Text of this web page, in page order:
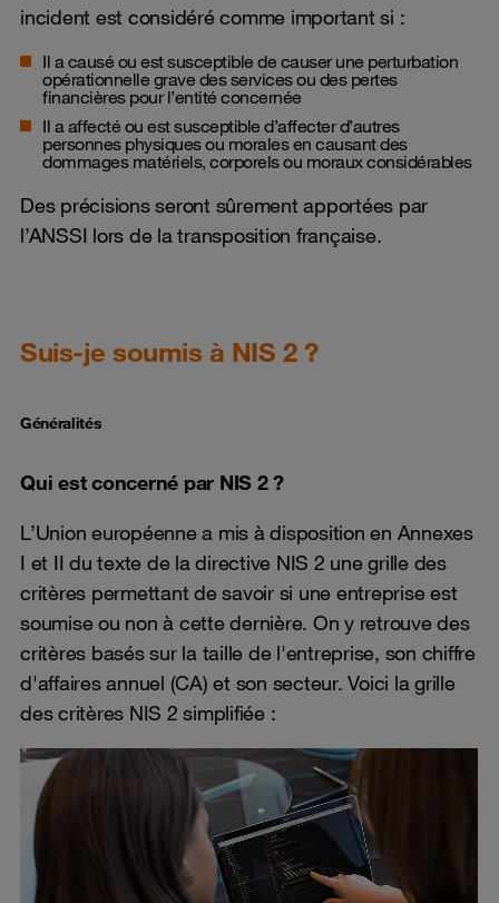
incident est considéré comme important si :
Il a causé ou est susceptible de causer une perturbation
opérationnelle grave des services ou des pertes
financières pour l’entité concernée
Il a affecté ou est susceptible d’affecter d’autres
personnes physiques ou morales en causant des
dommages matériels, corporels ou moraux considérables
Des précisions seront sûrement apportées par
l’ANSSI lors de la transposition française.
Suis-je soumis à NIS 2 ?
Généralités
Qui est concerné par NIS 2 ?
L’Union européenne a mis à disposition en Annexes
I et II du texte de la directive NIS 2 une grille des
critères permettant de savoir si une entreprise est
soumise ou non à cette dernière. On y retrouve des
critères basés sur la taille de l'entreprise, son chiffre
d'affaires annuel (CA) et son secteur. Voici la grille
des critères NIS 2 simplifiée :